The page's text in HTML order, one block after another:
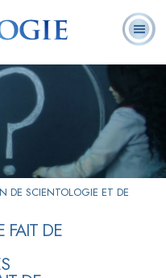
Ministres
Foire aux
questions
DE SCIENTOLOGIE ET DE
FAIT DE